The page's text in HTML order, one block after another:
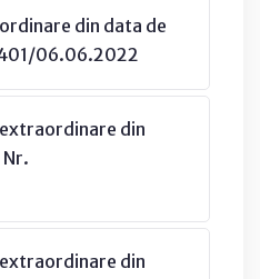
din data de
06.06.2022
extraordinare din
extraordinare din